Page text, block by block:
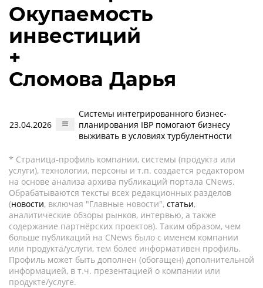
Окупаемость
инвестиций
+
Сломова Дарья
23.04.2026
Системы интегрированного бизнес-
планирования IBP помогают бизнесу
выживать в условиях турбулентности
* Страница-профиль компании, системы (продукта или
услуги), технологии, персоны и т.п. создается редактором
на основе анализа архива публикаций портала CNews.
Обрабатываются тексты всех редакционных разделов
(новости, включая "Главные новости", статьи,
аналитические обзоры рынков, интервью, а также
содержание партнёрских проектов). Таким образом, чем
больше публикаций на CNews было с именем компании
или продукта/услуги, тем более информативен профиль.
Профиль может быть дополнен (обогащен) дополнительной
информацией, в т.ч. презентацией о компании или
продукте/услуге.